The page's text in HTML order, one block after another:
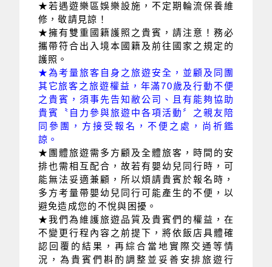
★若遇遊樂區娛樂設施，不定期輪流保養維
修，敬請見諒！
★擁有雙重國籍護照之貴賓，請注意！務必
攜帶符合出入境本國籍及前往國家之規定的
護照。
★為考量旅客自身之旅遊安全，並顧及同團
其它旅客之旅遊權益，年滿70歲及行動不便
之貴賓，須事先告知敝公司、且有能夠協助
貴賓〝自力參與旅遊中各項活動〞之親友陪
同參團，方接受報名，不便之處，尚祈鑑
諒。
★團體旅遊需多方顧及全體旅客，時間的安
排也需相互配合，故若有嬰幼兒同行時，可
能無法妥適兼顧，所以煩請貴賓於報名時，
多方考量帶嬰幼兒同行可能產生的不便，以
避免造成您的不悅與困擾。
★我們為維護旅遊品質及貴賓們的權益，在
不變更行程內容之前提下，將依飯店具體確
認回覆的結果，再綜合當地實際交通等情
況，為貴賓們斟酌調整並妥善安排旅遊行